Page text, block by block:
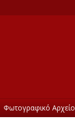
Φωτογραφικό Αρχείο